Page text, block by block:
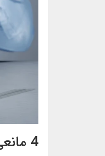
4 مانعی که نمی گذارد کسب و کارتان را راه اندازی کنید؟